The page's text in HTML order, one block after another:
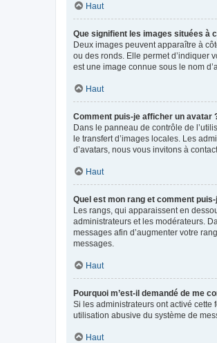
Haut
Que signifient les images situées à
Deux images peuvent apparaître à
ou des ronds. Elle permet d’indiquer
est une image connue sous le nom
Haut
Comment puis-je afficher un avatar
Dans le panneau de contrôle de
le transfert d’images locales. Les
d’avatars, nous vous invitons à
Haut
Quel est mon rang et comment
Les rangs, qui apparaissent en
administrateurs et les modérateurs.
messages afin d’augmenter votre
messages.
Haut
Pourquoi m’est-il demandé de me
Si les administrateurs ont activé
utilisation abusive du système de
Haut